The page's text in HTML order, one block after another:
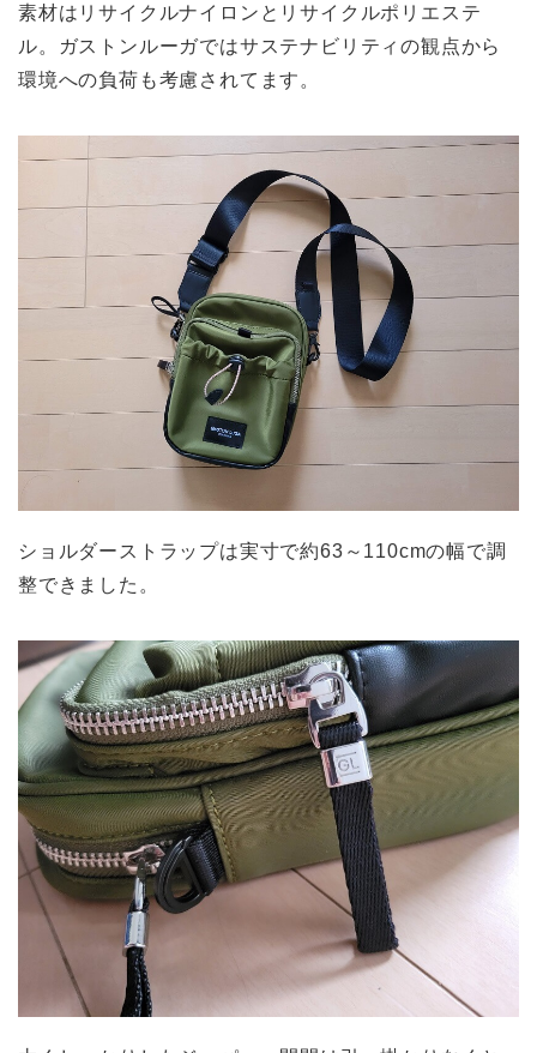
素材はリサイクルナイロンとリサイクルポリエステ
ル。ガストンルーガではサステナビリティの観点から
環境への負荷も考慮されてます。
ショルダーストラップは実寸で約63～110cmの幅で調
整できました。